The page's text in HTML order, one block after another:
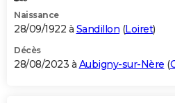
Naissance
28/09/1922 à Sandillon (Loiret)
Décès
28/08/2023 à Aubigny-sur-Nère (